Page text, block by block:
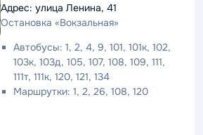
Адрес: улица Ленина, 41
Остановка «Вокзальная»
Автобусы: 1, 2, 4, 9, 101, 101к, 102,
103к, 103д, 105, 107, 108, 109, 111,
111т, 111к, 120, 121, 134
Маршрутки: 1, 2, 26, 108, 120